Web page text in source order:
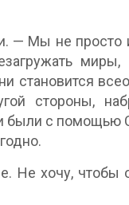
— Мы не просто
миры,
становится
стороны,
были с помощью
Не хочу, чтобы